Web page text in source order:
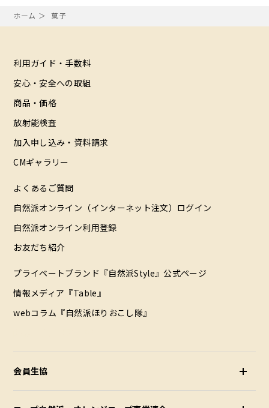
ホーム 菓子
利用ガイド・手数料
安心・安全への取組
商品・価格
放射能検査
加入申し込み・資料請求
CMギャラリー
よくあるご質問
自然派オンライン（インターネット注文）ログイン
自然派オンライン利用登録
お友だち紹介
プライベートブランド『自然派Style』公式ページ
情報メディア『Table』
webコラム『自然派ほりおこし隊』
会員生協